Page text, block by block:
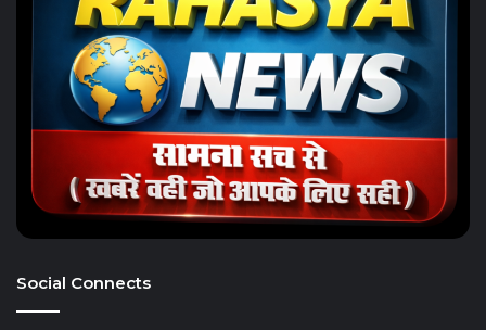
Social Connects